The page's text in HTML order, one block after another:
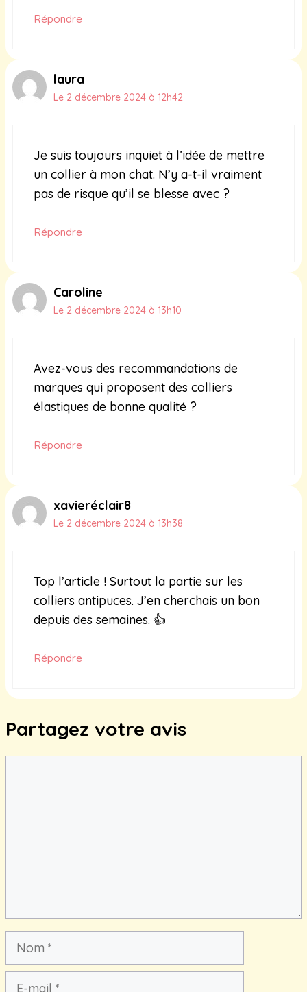
Répondre
laura
Le 2 décembre 2024 à 12h42
Je suis toujours inquiet à l’idée de mettre
un collier à mon chat. N’y a-t-il vraiment
pas de risque qu’il se blesse avec ?
Répondre
Caroline
Le 2 décembre 2024 à 13h10
Avez-vous des recommandations de
marques qui proposent des colliers
élastiques de bonne qualité ?
Répondre
xavieréclair8
Le 2 décembre 2024 à 13h38
Top l’article ! Surtout la partie sur les
colliers antipuces. J’en cherchais un bon
depuis des semaines. 👍
Répondre
Partagez votre avis
Nom